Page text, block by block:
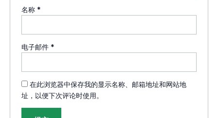
名称 *
电子邮件 *
在此浏览器中保存我的显示名称、邮箱地址和网站地
址，以便下次评论时使用。